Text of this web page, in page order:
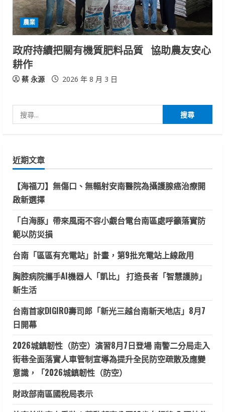
農業
政府持續把關有機質肥料品質 協助農友安心
耕作
蔡 永源 2026 年 8 月 3 日
尋
字:
近期文章
【海福刀】無傷口、無輻射安南醫院為攝護腺癌治療開
啟新選擇
「白海豚」帶來風雨不容小覷台電台南區處呼籲落實防
範以防災損
台南「區區有充電站」計畫，第9批充電站上線啟用
胸腔病院攜手AI機器人「凱比」 打造長者「智慧護肺」
新生活
台南首家DIGIRO壽司郎「新光三越台南新天地店」8月7
日開幕
2026城鎮韌性（防空）演習8月7日登場 南警二分局走入
街巷全面落實人車管制宣導為提升全民防空疏散及應變
意識，「2026城鎮韌性（防空）
財政部南區國稅局表示